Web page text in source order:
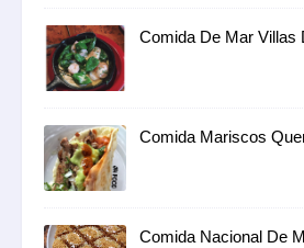
Comida De Mar Villas
Comida Mariscos
Comida Nacional De